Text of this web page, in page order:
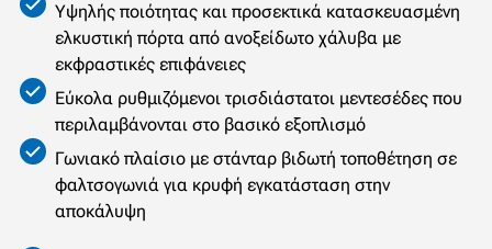
Υψηλής ποιότητας και προσεκτικά κατασκευασμένη
ελκυστική πόρτα από ανοξείδωτο χάλυβα με
εκφραστικές επιφάνειες
Εύκολα ρυθμιζόμενοι τρισδιάστατοι μεντεσέδες που
περιλαμβάνονται στο βασικό εξοπλισμό
Γωνιακό πλαίσιο με στάνταρ βιδωτή τοποθέτηση σε
φαλτσογωνιά για κρυφή εγκατάσταση στην
αποκάλυψη